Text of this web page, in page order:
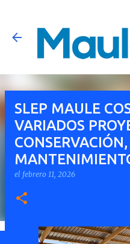
Ir al
SLEP MAULE
VARIADOS
el febrero 11, 2026